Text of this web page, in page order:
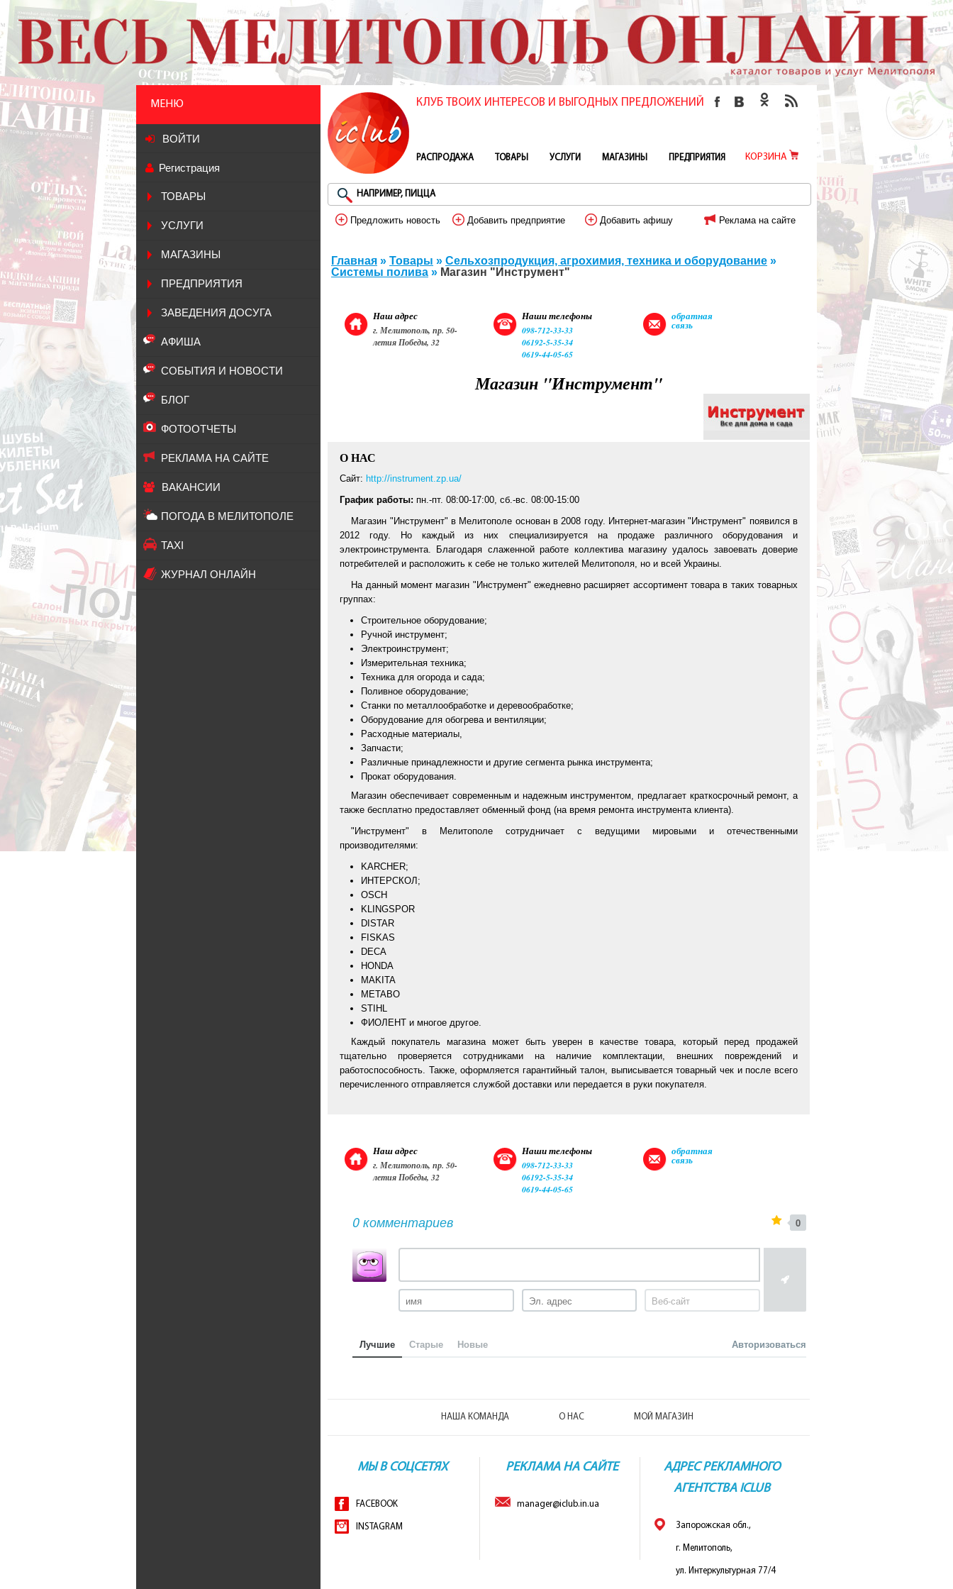
МЕНЮ
ВОЙТИ
Регистрация
ТОВАРЫ
УСЛУГИ
МАГАЗИНЫ
ПРЕДПРИЯТИЯ
ЗАВЕДЕНИЯ ДОСУГА
АФИША
СОБЫТИЯ И НОВОСТИ
БЛОГ
ФОТООТЧЕТЫ
РЕКЛАМА НА САЙТЕ
ВАКАНСИИ
ПОГОДА В МЕЛИТОПОЛЕ
TAXI
ЖУРНАЛ ОНЛАЙН
КЛУБ ТВОИХ ИНТЕРЕСОВ И ВЫГОДНЫХ ПРЕДЛОЖЕНИЙ
РАСПРОДАЖА ТОВАРЫ УСЛУГИ МАГАЗИНЫ ПРЕДПРИЯТИЯ КОРЗИНА
Предложить новость Добавить предприятие Добавить афишу Реклама на сайте
Главная » Товары » Сельхозпродукция, агрохимия, техника и оборудование »
Системы полива » Магазин "Инструмент"
Наш адрес
г. Мелитополь, пр. 50-
летия Победы, 32
Наши телефоны
098-712-33-33
06192-5-35-34
0619-44-05-65
обратная
связь
Магазин "Инструмент"
О НАС
Cайт: http://instrument.zp.ua/
График работы: пн.-пт. 08:00-17:00, сб.-вс. 08:00-15:00
Магазин "Инструмент" в Мелитополе основан в 2008 году. Интернет-магазин "Инструмент" появился в
2012 году. Но каждый из них специализируется на продаже различного оборудования и
электроинструмента. Благодаря слаженной работе коллектива магазину удалось завоевать доверие
потребителей и расположить к себе не только жителей Мелитополя, но и всей Украины.
На данный момент магазин "Инструмент" ежедневно расширяет ассортимент товара в таких товарных
группах:
Строительное оборудование;
Ручной инструмент;
Электроинструмент;
Измерительная техника;
Техника для огорода и сада;
Поливное оборудование;
Станки по металлообработке и деревообработке;
Оборудование для обогрева и вентиляции;
Расходные материалы,
Запчасти;
Различные принадлежности и другие сегмента рынка инструмента;
Прокат оборудования.
Магазин обеспечивает современным и надежным инструментом, предлагает краткосрочный ремонт, а
также бесплатно предоставляет обменный фонд (на время ремонта инструмента клиента).
"Инструмент" в Мелитополе сотрудничает с ведущими мировыми и отечественными
производителями:
KАRCHER;
ИНТЕРСКОЛ;
OSCH
KLINGSPOR
DISTAR
FISKAS
DECA
HONDA
MAKITA
METABO
STIHL
ФИОЛЕНТ и многое другое.
Каждый покупатель магазина может быть уверен в качестве товара, который перед продажей
тщательно проверяется сотрудниками на наличие комплектации, внешних повреждений и
работоспособность. Также, оформляется гарантийный талон, выписывается товарный чек и после всего
перечисленного отправляется службой доставки или передается в руки покупателя.
Наш адрес
г. Мелитополь, пр. 50-
летия Победы, 32
Наши телефоны
098-712-33-33
06192-5-35-34
0619-44-05-65
обратная
связь
0 комментариев 0
Лучшие Старые Новые Авторизоваться
НАША КОМАНДА О НАС МОЙ МАГАЗИН
МЫ В СОЦСЕТЯХ
FACEBOOK
INSTAGRAM
РЕКЛАМА НА САЙТЕ
manager@iclub.in.ua
АДРЕС РЕКЛАМНОГО
АГЕНТСТВА ICLUB
Запорожская обл.,
г. Мелитополь,
ул. Интеркультурная 77/4